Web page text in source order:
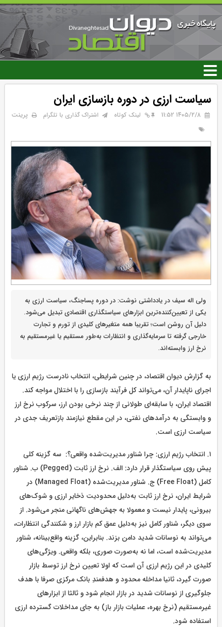
رفتن
محتوای
اصلی
سیاست ارزی در دوره بازسازی ایران
۱۴۰۵/۲/۸ 11:52 لینک کوتاه اشتراک گذاری با تلگرام پرینت
ولی اله سیف در یادداشتی نوشت: در دوره‌‌ پساجنگ، سیاست ارزی به
یکی از تعیین‌کننده‌ترین ابزارهای سیاستگذاری اقتصادی تبدیل می‌‌شود.
دلیل آن روشن است؛ تقریبا همه متغیرهای کلیدی از تورم و تجارت
خارجی گرفته تا سرمایه‌گذاری و انتظارات به‌‌طور مستقیم یا غیرمستقیم به
نرخ ارز وابسته‌اند.
به گزارش دیوان اقتصاد، در چنین شرایطی، انتخاب نادرست رژیم ارزی یا
اجرای ناپایدار آن، می‌‌تواند کل فرآیند بازسازی را با اختلال مواجه کند.
اقتصاد ایران، با سابقه‌ای طولانی از چند نرخی بودن ارز، سرکوب نرخ ارز
و وابستگی به درآمد‌های نفتی، در این مقطع نیازمند بازتعریف جدی در
سیاست ارزی است.
۱. انتخاب رژیم ارزی: چرا شناور مدیریت‌شده واقعی؟: سه گزینه کلی
پیش روی سیاستگذار قرار دارد: الف. نرخ ارز ثابت (Pegged) ب. شناور
کامل (Free Float) ج. شناور مدیریت‌شده (Managed Float) در
شرایط ایران، نرخ ارز ثابت به‌دلیل محدودیت ذخایر ارزی و شوک‌‌های
بیرونی، پایدار نیست و معمولا به جهش‌های ناگهانی منجر می‌شود. از
سوی دیگر، شناور کامل نیز به‌دلیل عمق کم بازار ارز و شکنندگی انتظارات،
می‌تواند به نوسانات شدید دامن بزند. بنابراین، گزینه واقع‌بینانه، شناور
مدیریت‌شده است، اما نه به‌صورت صوری، بلکه واقعی. ویژگی‌های
کلیدی در این رژیم ارزی آن است که اولا تعیین نرخ ارز توسط بازار
صورت گیرد، ثانیا مداخله محدود و هدفمندِ بانک مرکزی صرفا با هدف
جلوگیری از نوسانات شدید در بازار انجام شود و ثالثا از ابزار‌های
غیرمستقیم (نرخ بهره، عملیات بازار باز) به ‌جای مداخلات گسترده ارزی
استفاده شود.